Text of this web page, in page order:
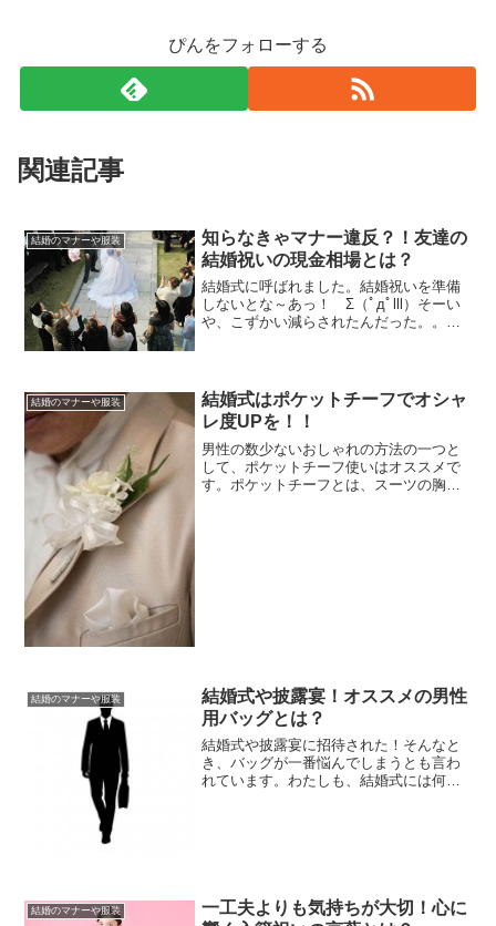
ぴんをフォローする
関連記事
結婚のマナーや服装
知らなきゃマナー違反？！友達の
結婚祝いの現金相場とは？
結婚式に呼ばれました。結婚祝いを準備
しないとな～あっ！ Σ（ﾟдﾟlll）そーい
や、こずかい減らされたんだった。。。
Σ（っ｀・...
結婚のマナーや服装
結婚式はポケットチーフでオシャ
レ度UPを！！
男性の数少ないおしゃれの方法の一つと
して、ポケットチーフ使いはオススメで
す。ポケットチーフとは、スーツの胸ポ
結婚のマナーや服装
結婚式や披露宴！オススメの男性
用バッグとは？
結婚式や披露宴に招待された！そんなと
き、バッグが一番悩んでしまうとも言わ
れています。わたしも、結婚式には何度
結婚のマナーや服装
一工夫よりも気持ちが大切！心に